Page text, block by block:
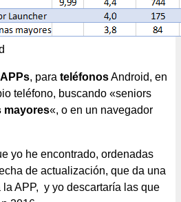
APPs, para teléfonosAndroid, en
teléfono, buscando «seniors
mayores«, o en un navegador
yo he encontrado, ordenadas
de actualización, que da una
APP, y yo descartaría las que